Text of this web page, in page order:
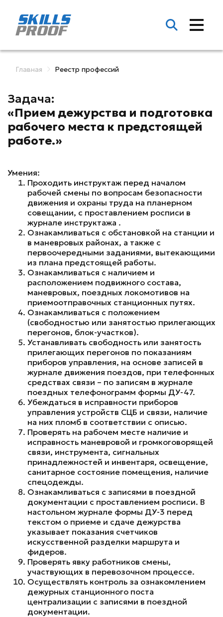
Главная Реестр профессий
Задача:
«Прием дежурства и подготовка
рабочего места к предстоящей
работе.»
Умения:
Проходить инструктаж перед началом
рабочей смены по вопросам безопасности
движения и охраны труда на планерном
совещании, с проставлением росписи в
журнале инструктажа .
Ознакамливаться с обстановкой на станции и
в маневровых районах, а также с
первоочередными заданиями, вытекающими
из плана предстоящей работы.
Ознакамливаться с наличием и
расположением подвижного состава,
маневровых, поездных локомотивов на
приемоотправочных станционных путях.
Ознакамливаться с положением
(свободностью или занятостью прилегающих
перегонов, блок-участков).
Устанавливать свободность или занятость
прилегающих перегонов по показаниям
приборов управления, на основе записей в
журнале движения поездов, при телефонных
средствах связи – по записям в журнале
поездных телефонограмм формы ДУ-47.
Убеждаться в исправности приборов
управления устройств СЦБ и связи, наличие
на них пломб в соответствии с описью.
Проверять на рабочем месте наличие и
исправность маневровой и громкоговорящей
связи, инструмента, сигнальных
принадлежностей и инвентаря, освещение,
санитарное состояние помещения, наличие
спецодежды.
Ознакамливаться с записями в поездной
документации с проставлением росписи. В
настольном журнале формы ДУ-3 перед
текстом о приеме и сдаче дежурства
указывает показания счетчиков
искусственной разделки маршрута и
фидеров.
Проверять явку работников смены,
участвующих в перевозочном процессе.
Осуществлять контроль за ознакомлением
дежурных станционного поста
централизации с записями в поездной
документации.